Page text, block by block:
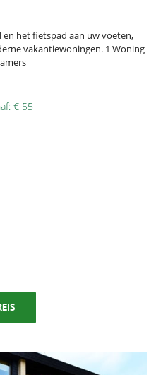
en het fietspad aan uw voeten,
vakantiewoningen. 1 Woning
€ 55